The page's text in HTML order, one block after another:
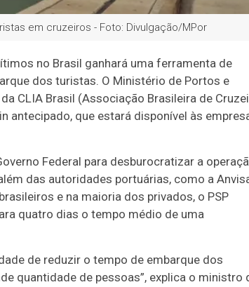
em cruzeiros - Foto: Divulgação/MPor
no Brasil ganhará uma ferramenta de
dos turistas. O Ministério de Portos e
CLIA Brasil (Associação Brasileira de
antecipado, que estará disponível às
Federal para desburocratizar a
das autoridades portuárias, como a
e na maioria dos privados, o PSP
quatro dias o tempo médio de uma
de reduzir o tempo de embarque dos
quantidade de pessoas”, explica o ministro